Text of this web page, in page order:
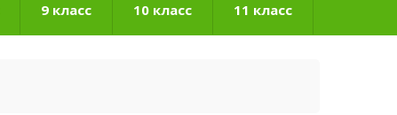
9 класс 10 класс 11 класс